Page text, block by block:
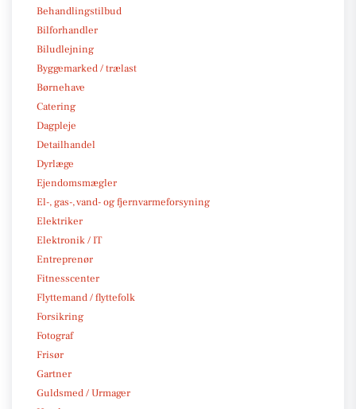
Behandlingstilbud
Bilforhandler
Biludlejning
Byggemarked / trælast
Børnehave
Catering
Dagpleje
Detailhandel
Dyrlæge
Ejendomsmægler
El-, gas-, vand- og fjernvarmeforsyning
Elektriker
Elektronik / IT
Entreprenør
Fitnesscenter
Flyttemand / flyttefolk
Forsikring
Fotograf
Frisør
Gartner
Guldsmed / Urmager